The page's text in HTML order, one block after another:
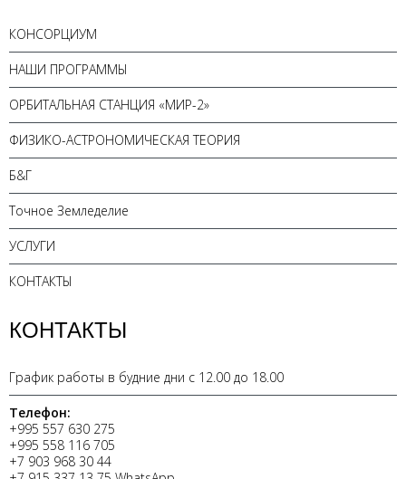
КОНСОРЦИУМ
НАШИ ПРОГРАММЫ
ОРБИТАЛЬНАЯ СТАНЦИЯ «МИР-2»
ФИЗИКО-АСТРОНОМИЧЕСКАЯ ТЕОРИЯ
Б&Г
Точное Земледелие
УСЛУГИ
КОНТАКТЫ
КОНТАКТЫ
График работы в будние дни с 12.00 до 18.00
Телефон:
+995 557 630 275
+995 558 116 705
+7 903 968 30 44